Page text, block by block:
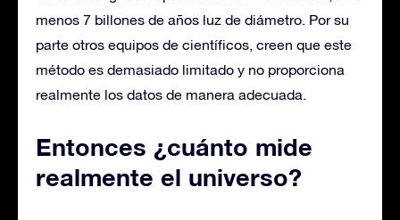
menos 7 billones de años luz de diámetro. Por su
parte otros equipos de científicos, creen que este
método es demasiado limitado y no proporciona
realmente los datos de manera adecuada.
Entonces ¿cuánto mide
realmente el universo?